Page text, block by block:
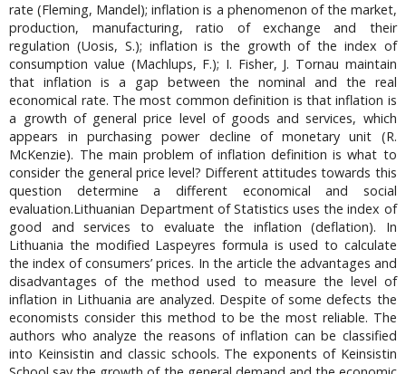
rate (Fleming, Mandel); inflation is a phenomenon of the market,
production, manufacturing, ratio of exchange and their
regulation (Uosis, S.); inflation is the growth of the index of
consumption value (Machlups, F.); I. Fisher, J. Tornau maintain
that inflation is a gap between the nominal and the real
economical rate. The most common definition is that inflation is
a growth of general price level of goods and services, which
appears in purchasing power decline of monetary unit (R.
McKenzie). The main problem of inflation definition is what to
consider the general price level? Different attitudes towards this
question determine a different economical and social
evaluation.Lithuanian Department of Statistics uses the index of
good and services to evaluate the inflation (deflation). In
Lithuania the modified Laspeyres formula is used to calculate
the index of consumers’ prices. In the article the advantages and
disadvantages of the method used to measure the level of
inflation in Lithuania are analyzed. Despite of some defects the
economists consider this method to be the most reliable. The
authors who analyze the reasons of inflation can be classified
into Keinsistin and classic schools. The exponents of Keinsistin